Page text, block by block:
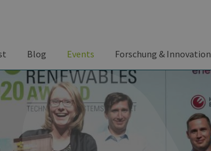
Blog Events Forschung & Innovation